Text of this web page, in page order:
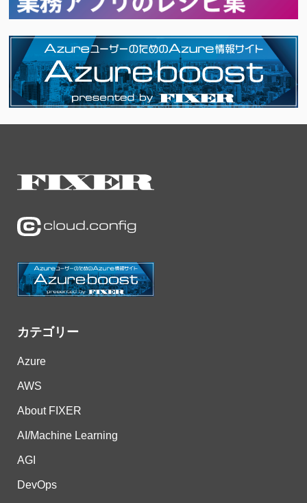
カテゴリー
Azure
AWS
About FIXER
AI/Machine Learning
AGI
DevOps